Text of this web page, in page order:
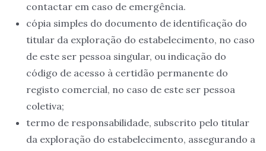
contactar em caso de emergência.
cópia simples do documento de identificação do
titular da exploração do estabelecimento, no caso
de este ser pessoa singular, ou indicação do
código de acesso à certidão permanente do
registo comercial, no caso de este ser pessoa
coletiva;
termo de responsabilidade, subscrito pelo titular
da exploração do estabelecimento, assegurando a